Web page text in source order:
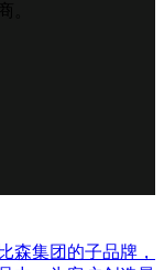
。
森集团的子品牌，